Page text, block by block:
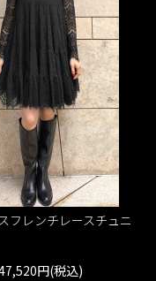
フレンチレースチュニ
円(税込)